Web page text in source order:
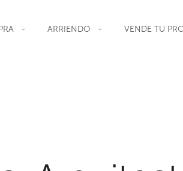
ARRIENDO VENDE TU